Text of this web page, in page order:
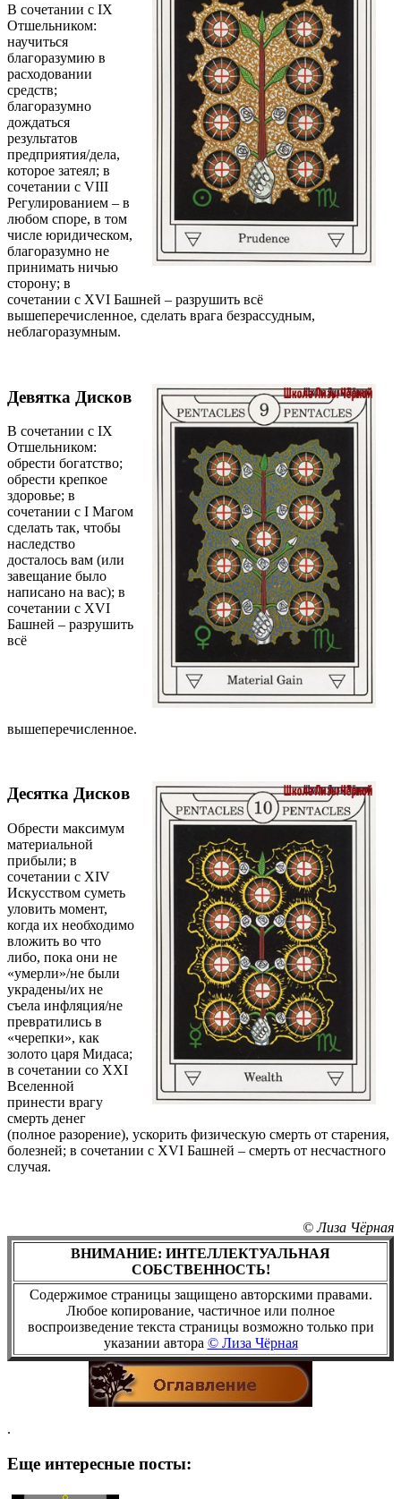
В сочетании с IХ
Отшельником:
научиться
благоразумию в
расходовании
средств;
благоразумно
дождаться
результатов
предприятия/дела,
которое затеял; в
сочетании с VIII
Регулированием – в
любом споре, в том
числе юридическом,
благоразумно не
принимать ничью
сторону; в
сочетании с ХVI Башней – разрушить всё
вышеперечисленное, сделать врага безрассудным,
неблагоразумным.
Девятка Дисков
В сочетании с IХ
Отшельником:
обрести богатство;
обрести крепкое
здоровье; в
сочетании с I Магом
сделать так, чтобы
наследство
досталось вам (или
завещание было
написано на вас); в
сочетании с ХVI
Башней – разрушить
всё
вышеперечисленное.
Десятка Дисков
Обрести максимум
материальной
прибыли; в
сочетании с ХIV
Искусством суметь
уловить момент,
когда их необходимо
вложить во что
либо, пока они не
«умерли»/не были
украдены/их не
съела инфляция/не
превратились в
«черепки», как
золото царя Мидаса;
в сочетании со ХХI
Вселенной
принести врагу
смерть денег
(полное разорение), ускорить физическую смерть от старения,
болезней; в сочетании с ХVI Башней – смерть от несчастного
случая.
© Лиза Чёрная
ВНИМАНИЕ: ИНТЕЛЛЕКТУАЛЬНАЯ
СОБСТВЕННОСТЬ!
Содержимое страницы защищено авторскими правами.
Любое копирование, частичное или полное
воспроизведение текста страницы возможно только при
указании автора © Лиза Чёрная
.
Еще интересные посты: